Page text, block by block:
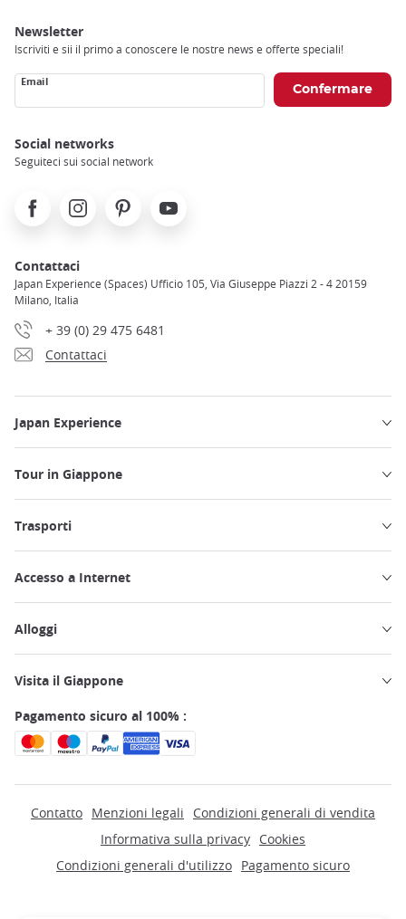
Newsletter
Iscriviti e sii il primo a conoscere le nostre news e offerte speciali!
Email
Social networks
Seguiteci sui social network
FacebookInstagramPinterest Youtube
Contattaci
Japan Experience (Spaces) Ufficio 105, Via Giuseppe Piazzi 2 - 4 20159
Milano, Italia
+ 39 (0) 29 475 6481
Contattaci
Japan Experience
Tour in Giappone
Trasporti
Accesso a Internet
Alloggi
Visita il Giappone
Pagamento sicuro al 100% :
Contatto Menzioni legali
Condizioni generali di vendita
Informativa sulla privacy Cookies
Condizioni generali d'utilizzo Pagamento sicuro